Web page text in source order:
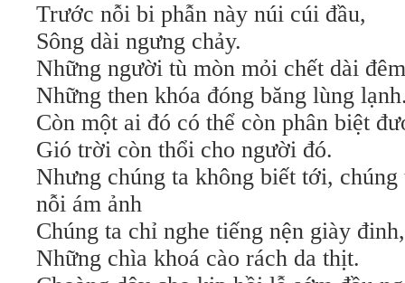
Trước nỗi bi phẫn này núi cúi đầu,
Sông dài ngưng chảy.
Những người tù mòn mỏi chết dài
Những then khóa đóng băng lùng
Còn một ai đó có thể còn phân biệt
Gió trời còn thổi cho người đó.
Nhưng chúng ta không biết tới,
nỗi ám ảnh
Chúng ta chỉ nghe tiếng nện giày
Những chìa khoá cào rách da thịt.